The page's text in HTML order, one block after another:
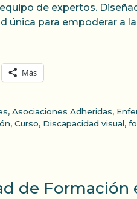
de expertos.
única para empoderar a
Más
, Asociaciones Adheridas,
, Curso, Discapacidad visual,
de Formación